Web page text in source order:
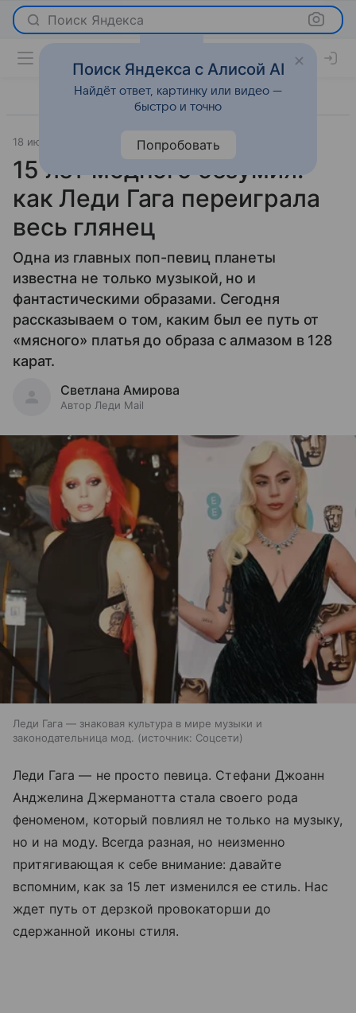
Поиск Яндекса
18 июня 2025
15 лет модного безумия:
как Леди Гага переиграла
весь глянец
Одна из главных поп-певиц планеты
известна не только музыкой, но и
фантастическими образами. Сегодня
рассказываем о том, каким был ее путь от
«мясного» платья до образа с алмазом в 128
карат.
Светлана Амирова
Автор Леди Mail
Леди Гага — знаковая культура в мире музыки и
законодательница мод.
источник: Соцсети
Леди Гага — не просто певица. Стефани Джоанн
Анджелина Джерманотта стала своего рода
феноменом, который повлиял не только на музыку,
но и на моду. Всегда разная, но неизменно
притягивающая к себе внимание: давайте
вспомним, как за 15 лет изменился ее стиль. Нас
ждет путь от дерзкой провокаторши до
сдержанной иконы стиля.
Поиск Яндекса с Алисой AI
Найдёт ответ, картинку или видео —
быстро и точно
Попробовать